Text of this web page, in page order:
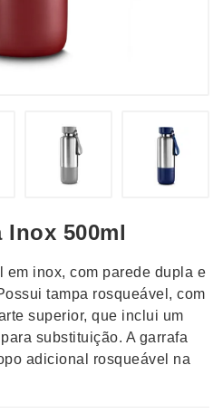
Inox 500ml
em inox, com parede dupla e
tampa rosqueável, com
superior, que inclui um
substituição. A garrafa
adicional rosqueável na